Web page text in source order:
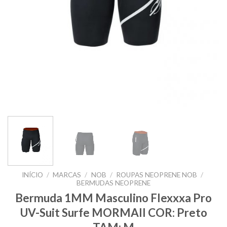
INÍCIO / MARCAS / NOB / ROUPAS NEOPRENE NOB /
BERMUDAS NEOPRENE
Bermuda 1MM Masculino Flexxxa Pro
UV-Suit Surfe MORMAII COR: Preto